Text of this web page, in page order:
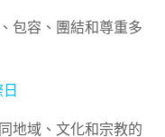
包容、團結和尊重多
地域、文化和宗教的